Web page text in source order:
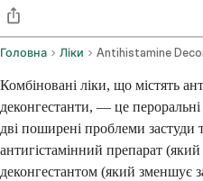
Головна Ліки
Комбіновані ліки, що містять
деконгестанти, — це
дві поширені проблеми застуди
антигістамінний препарат (який
деконгестантом (який зменшує